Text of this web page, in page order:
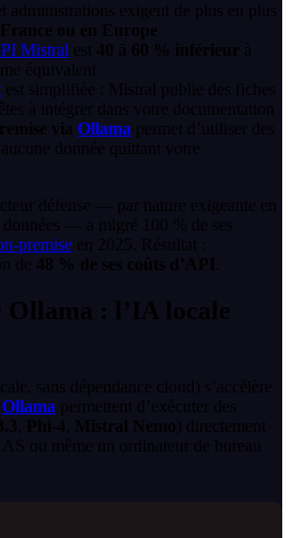
administrations exigent de plus en plus
ou en Europe
Mistral est 40 à 60 % inférieur à
équivalent
est simplifiée : Mistral publie des fiches
à intégrer dans votre documentation
via Ollama permet d’utiliser des
donnée quittant votre
défense — par nature exigeante en
données — a migré 100 % de ses
premise en 2025. Résultat :
de 48 % de ses coûts d’API
Ollama : l’IA locale
sans dépendance cloud) s’accélère
Ollama permettent d’exécuter des
Phi-4 Mistral Nemo ) directement
ou même un ordinateur de bureau